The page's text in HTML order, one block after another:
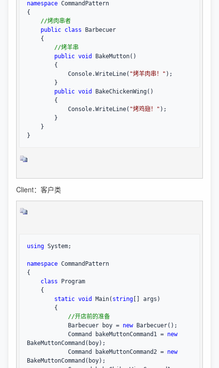
namespace CommandPattern
{
//烤肉串者
public class Barbecuer
//烤羊串
public void
BakeMutton()
            Console.WriteLine(
"烤羊肉串！ " );
public void
BakeChickenWing()
            Console.WriteLine(
"烤鸡翅！ " );
}
Client：客户类
using System;
namespace CommandPattern
{
class Program
static void Main( string [] args)
//开店前的准备
            Barbecuer boy =
new Barbecuer();
            Command bakeMuttonCommand1
= new
BakeMuttonCommand(boy);
            Command bakeMuttonCommand2
= new
BakeMuttonCommand(boy);